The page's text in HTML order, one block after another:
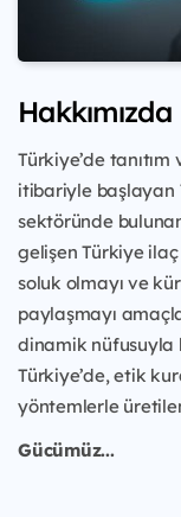
Hakkımızda
Türkiye’de
itibariyle başlayan
sektöründe
gelişen Türkiye
soluk olmayı ve
paylaşmayı
dinamik nüfusuyla
Türkiye’de, etik
yöntemlerle
Gücümüz...